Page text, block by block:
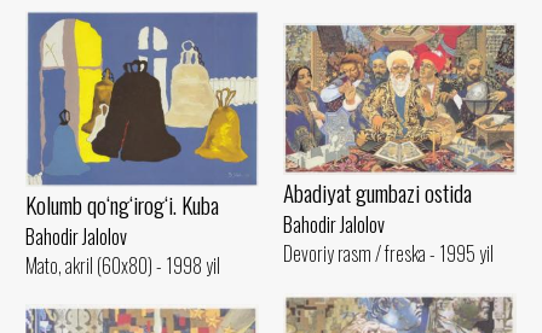
Kolumb qo‘ng‘irog‘i. Kuba
Bahodir Jalolov
Mato, akril (60x80) - 1998 yil
Abadiyat gumbazi ostida
Bahodir Jalolov
Devoriy rasm / freska - 1995 yil